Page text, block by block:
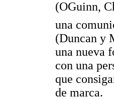
(OGuinn,
una
(Duncan y
una nueva
con una
que
de marca.